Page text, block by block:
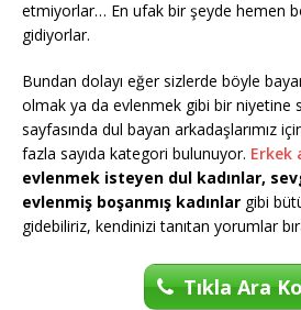
etmiyorlar… En ufak bir şeyde hemen
gidiyorlar.
Bundan dolayı eğer sizlerde böyle
olmak ya da evlenmek gibi bir niyetine
sayfasında dul bayan arkadaşlarımız
fazla sayıda kategori bulunuyor. Erkek
evlenmek isteyen dul kadınlar,
evlenmiş boşanmış kadınlar gibi
gidebiliriz, kendinizi tanıtan yorumlar
Tıkla Ara